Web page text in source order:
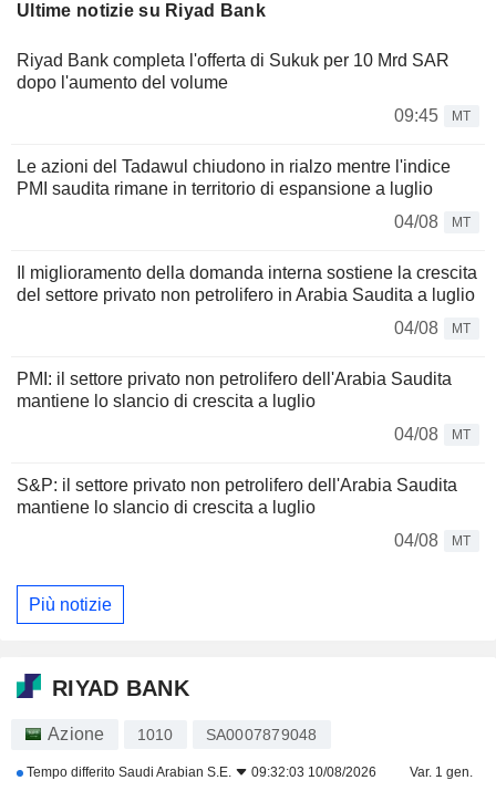
Ultime notizie su Riyad Bank
Riyad Bank completa l'offerta di Sukuk per 10 Mrd SAR
dopo l'aumento del volume
09:45
MT
Le azioni del Tadawul chiudono in rialzo mentre l'indice
PMI saudita rimane in territorio di espansione a luglio
04/08
MT
Il miglioramento della domanda interna sostiene la crescita
del settore privato non petrolifero in Arabia Saudita a luglio
04/08
MT
PMI: il settore privato non petrolifero dell'Arabia Saudita
mantiene lo slancio di crescita a luglio
04/08
MT
S&P: il settore privato non petrolifero dell'Arabia Saudita
mantiene lo slancio di crescita a luglio
04/08
MT
Più notizie
RIYAD BANK
Azione 1010 SA0007879048
Tempo differito Saudi Arabian S.E. 09:32:03 10/08/2026 Var. 1 gen.